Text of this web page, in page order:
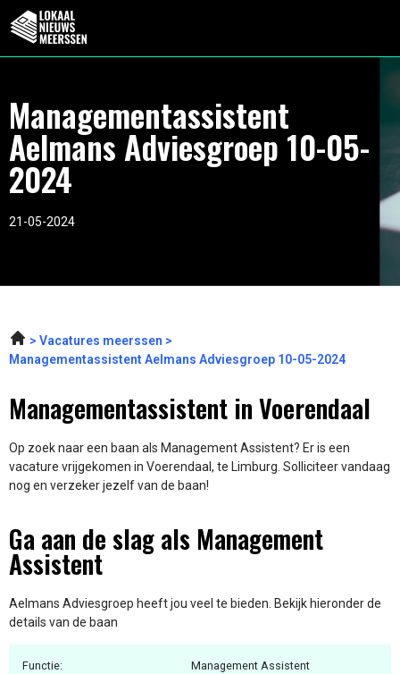
Managementassistent
Aelmans Adviesgroep 10-05-
2024
21-05-2024
Vacatures meerssen
Managementassistent Aelmans Adviesgroep 10-05-2024
Managementassistent in Voerendaal
Op zoek naar een baan als Management Assistent? Er is een
vacature vrijgekomen in Voerendaal, te Limburg. Solliciteer vandaag
nog en verzeker jezelf van de baan!
Ga aan de slag als Management
Assistent
Aelmans Adviesgroep heeft jou veel te bieden. Bekijk hieronder de
details van de baan
Functie: Management Assistent